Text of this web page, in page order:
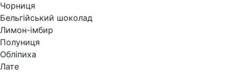
Чорниця
Бельгійський шоколад
Лимон-імбир
Полуниця
Обліпиха
Лате